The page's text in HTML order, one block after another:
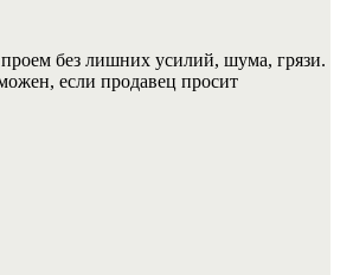
проем без лишних усилий, шума, грязи.
если продавец просит